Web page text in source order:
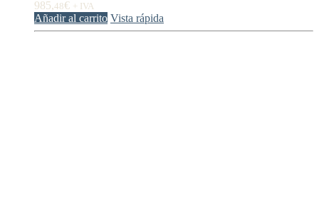
985,48€ + IVA
Añadir al carrito Vista rápida